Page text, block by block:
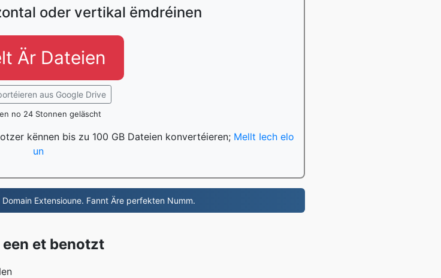
oder vertikal ëmdréinen
Är Dateien
aus Google Drive
no 24 Stonnen geläscht
kënnen bis zu 100 GB Dateien konvertéieren; Mellt Iech elo
un
Extensioune. Fannt Äre perfekten Numm.
een et benotzt